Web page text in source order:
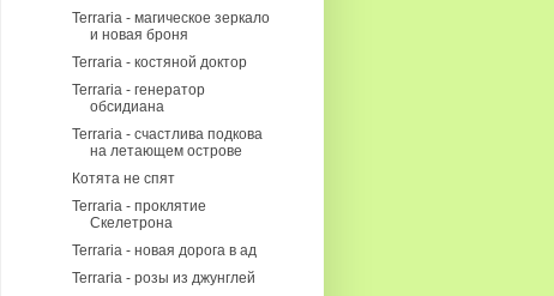
Terraria - магическое зеркало
и новая броня
Terraria - костяной доктор
Terraria - генератор
обсидиана
Terraria - счастлива подкова
на летающем острове
Котята не спят
Terraria - проклятие
Скелетрона
Terraria - новая дорога в ад
Terraria - розы из джунглей